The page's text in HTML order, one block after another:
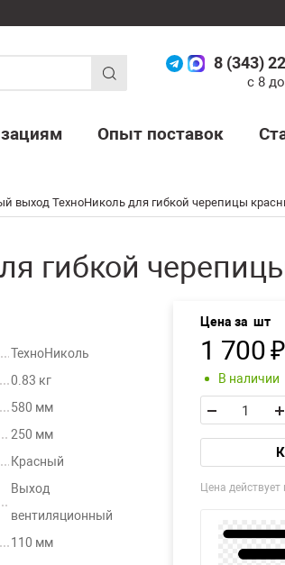
выход ТехноНиколь для гибкой черепицы
гибкой
ТехноНиколь
0.83 кг
580 мм
250 мм
Красный
Выход
вентиляционный
110 мм
Цена за шт
1 700₽
В наличии
Цена
8 (343)
с 8
Опыт поставок